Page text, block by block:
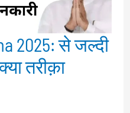
2025: से जल्दी
तरीक़ा